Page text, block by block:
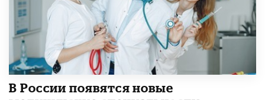
В России появятся новые